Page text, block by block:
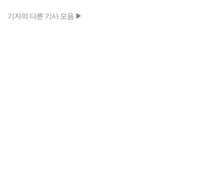
기자의 다른 기사 모음 ▶